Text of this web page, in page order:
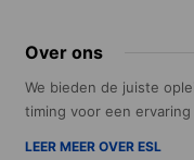
Over ons
We bieden de juiste
timing voor een
LEER MEER OVER ESL